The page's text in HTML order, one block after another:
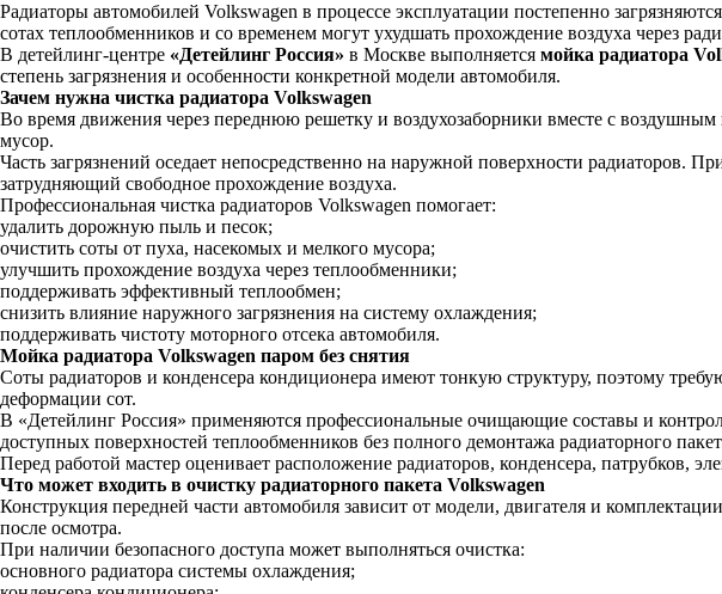
Радиаторы автомобилей Volkswagen в процессе эксплуатации постепенно
сотах теплообменников и со временем могут ухудшать прохождение воздуха через
В детейлинг-центре «Детейлинг Россия» в Москве выполняется мойка радиатора
степень загрязнения и особенности конкретной модели автомобиля.
Зачем нужна чистка радиатора Volkswagen
Во время движения через переднюю решетку и воздухозаборники вместе с
мусор.
Часть загрязнений оседает непосредственно на наружной поверхности
затрудняющий свободное прохождение воздуха.
Профессиональная чистка радиаторов Volkswagen помогает:
удалить дорожную пыль и песок;
очистить соты от пуха, насекомых и мелкого мусора;
улучшить прохождение воздуха через теплообменники;
поддерживать эффективный теплообмен;
снизить влияние наружного загрязнения на систему охлаждения;
поддерживать чистоту моторного отсека автомобиля.
Мойка радиатора Volkswagen паром без снятия
Соты радиаторов и конденсера кондиционера имеют тонкую структуру, поэтому
деформации сот.
В «Детейлинг Россия» применяются профессиональные очищающие составы и
доступных поверхностей теплообменников без полного демонтажа радиаторного
Перед работой мастер оценивает расположение радиаторов, конденсера, патрубков,
Что может входить в очистку радиаторного пакета Volkswagen
Конструкция передней части автомобиля зависит от модели, двигателя и
после осмотра.
При наличии безопасного доступа может выполняться очистка:
основного радиатора системы охлаждения;